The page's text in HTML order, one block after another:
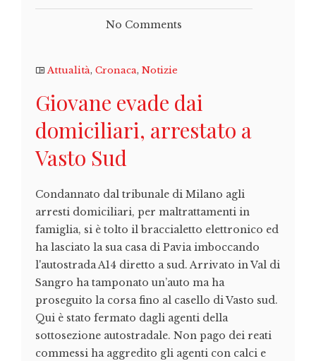
No Comments
Attualità, Cronaca, Notizie
Giovane evade dai
domiciliari, arrestato a
Vasto Sud
Condannato dal tribunale di Milano agli
arresti domiciliari, per maltrattamenti in
famiglia, si è tolto il braccialetto elettronico ed
ha lasciato la sua casa di Pavia imboccando
l'autostrada A14 diretto a sud. Arrivato in Val di
Sangro ha tamponato un’auto ma ha
proseguito la corsa fino al casello di Vasto sud.
Qui è stato fermato dagli agenti della
sottosezione autostradale. Non pago dei reati
commessi ha aggredito gli agenti con calci e